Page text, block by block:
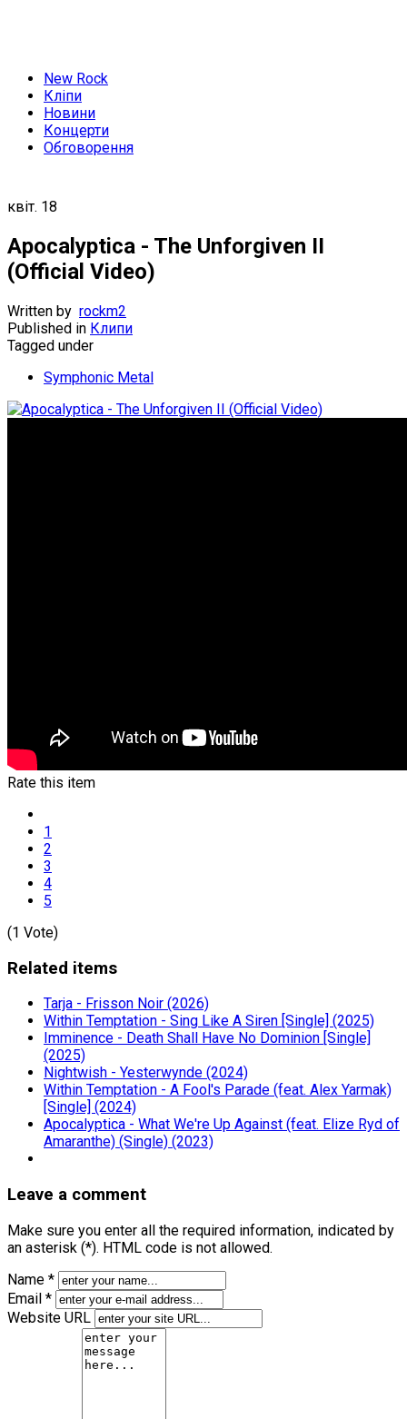
New Rock
Кліпи
Новини
Концерти
Обговорення
квіт. 18
Apocalyptica - The Unforgiven II
(Official Video)
Written by rockm2
Published in Клипи
Tagged under
Symphonic Metal
Rate this item
1
2
3
4
5
(1 Vote)
Related items
Tarja - Frisson Noir (2026)
Within Temptation - Sing Like A Siren [Single] (2025)
Imminence - Death Shall Have No Dominion [Single]
(2025)
Nightwish - Yesterwynde (2024)
Within Temptation - A Fool's Parade (feat. Alex Yarmak)
[Single] (2024)
Apocalyptica - What We're Up Against (feat. Elize Ryd of
Amaranthe) (Single) (2023)
Leave a comment
Make sure you enter all the required information, indicated by
an asterisk (*). HTML code is not allowed.
Name *
Email *
Website URL